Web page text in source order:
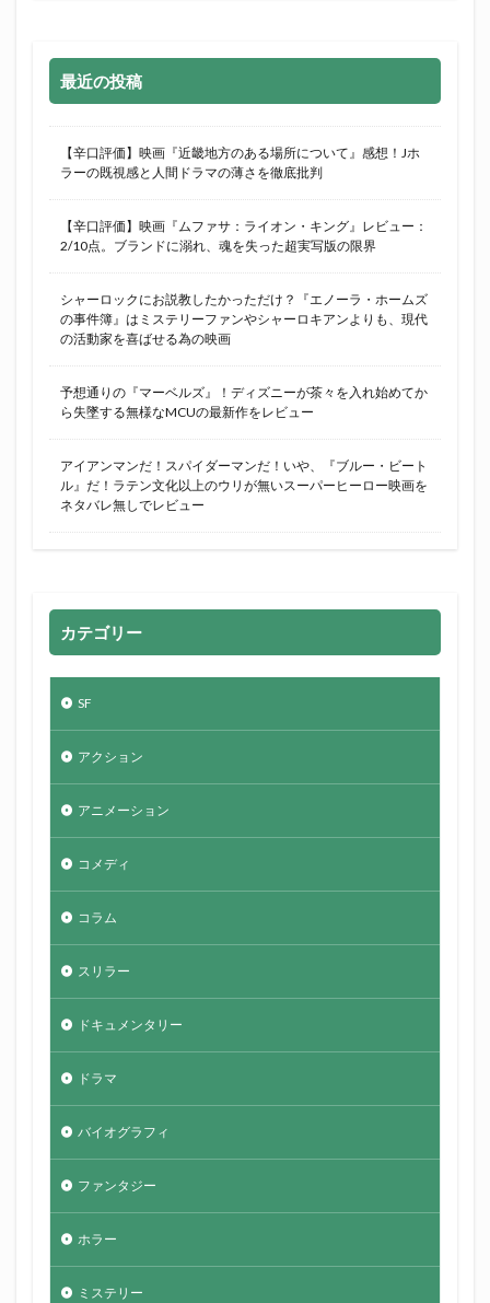
最近の投稿
【辛口評価】映画『近畿地方のある場所について』感想！Jホ
ラーの既視感と人間ドラマの薄さを徹底批判
【辛口評価】映画『ムファサ：ライオン・キング』レビュー：
2/10点。ブランドに溺れ、魂を失った超実写版の限界
シャーロックにお説教したかっただけ？『エノーラ・ホームズ
の事件簿』はミステリーファンやシャーロキアンよりも、現代
の活動家を喜ばせる為の映画
予想通りの『マーベルズ』！ディズニーが茶々を入れ始めてか
ら失墜する無様なMCUの最新作をレビュー
アイアンマンだ！スパイダーマンだ！いや、『ブルー・ビート
ル』だ！ラテン文化以上のウリが無いスーパーヒーロー映画を
ネタバレ無しでレビュー
カテゴリー
SF
アクション
アニメーション
コメディ
コラム
スリラー
ドキュメンタリー
ドラマ
バイオグラフィ
ファンタジー
ホラー
ミステリー